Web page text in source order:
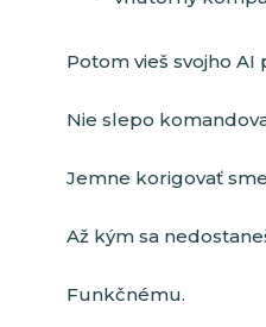
Potom vieš svojho
Nie slepo
Jemne korigovať
Až kým sa
Funkčnému.